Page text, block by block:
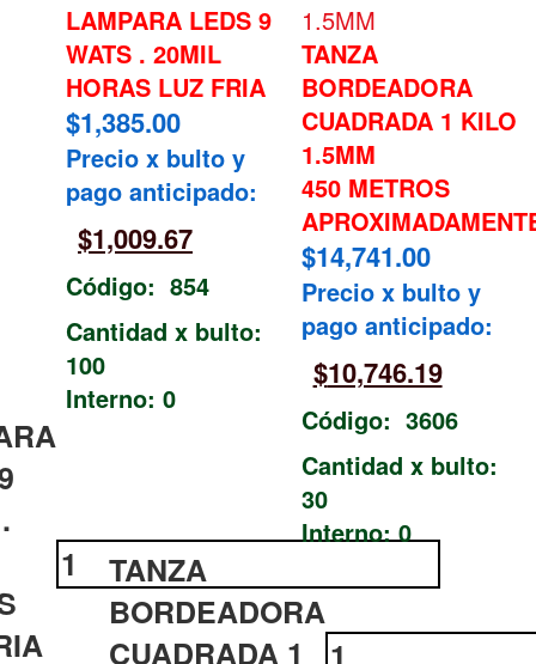
LAMPARA LEDS 9
WATS . 20MIL
HORAS LUZ FRIA
$1,385.00
Precio x bulto y
pago anticipado:
$1,009.67
Código: 854
Cantidad x bulto:
100
Interno: 0
TANZA
BORDEADORA
CUADRADA 1 KILO
1.5MM
450 METROS
$14,741.00
Precio x bulto y
pago anticipado:
$10,746.19
Código: 3606
Cantidad x bulto:
30
Interno: 0
TANZA
BORDEADORA
CUADRADA 1